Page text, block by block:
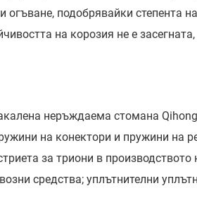
подобрявайки степента
на корозия не е
неръждаема стомана
на конектори и пружини на
за триони в
средства; уплътнителни